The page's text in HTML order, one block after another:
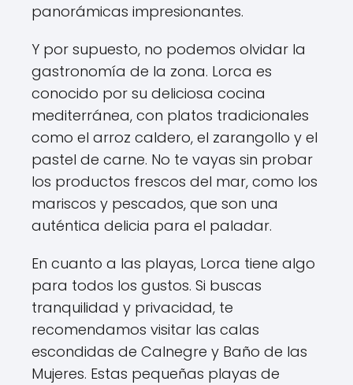
panorámicas impresionantes.
Y por supuesto, no podemos olvidar la
gastronomía de la zona. Lorca es
conocido por su deliciosa cocina
mediterránea, con platos tradicionales
como el arroz caldero, el zarangollo y el
pastel de carne. No te vayas sin probar
los productos frescos del mar, como los
mariscos y pescados, que son una
auténtica delicia para el paladar.
En cuanto a las playas, Lorca tiene algo
para todos los gustos. Si buscas
tranquilidad y privacidad, te
recomendamos visitar las calas
escondidas de Calnegre y Baño de las
Mujeres. Estas pequeñas playas de